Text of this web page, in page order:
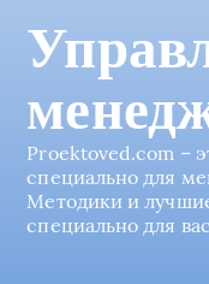
Proektoved.com –
специально для
Методики и
специально для